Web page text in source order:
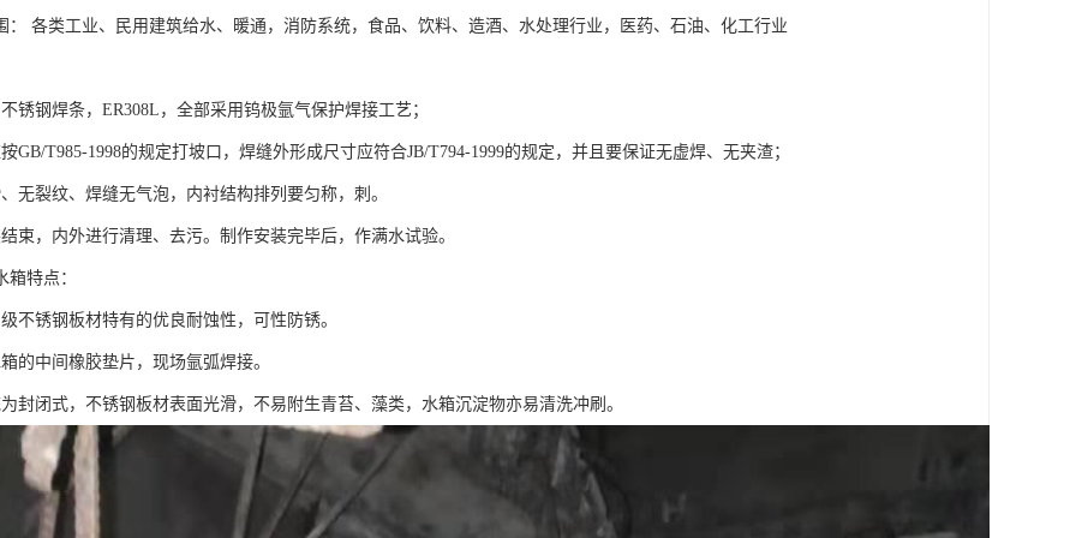
： 各类工业、民用建筑给水、暖通，消防系统，食品、饮料、造酒、水处理行业，医药、石油、化工行业
锈钢焊条，ER308L，全部采用钨极氩气保护焊接工艺；
GB/T985-1998的规定打坡口，焊缝外形成尺寸应符合JB/T794-1999的规定，并且要保证无虚焊、无夹渣；
无裂纹、焊缝无气泡，内衬结构排列要匀称，刺。
束，内外进行清理、去污。制作安装完毕后，作满水试验。
箱特点：
不锈钢板材特有的优良耐蚀性，可性防锈。
的中间橡胶垫片，现场氩弧焊接。
封闭式，不锈钢板材表面光滑，不易附生青苔、藻类，水箱沉淀物亦易清洗冲刷。